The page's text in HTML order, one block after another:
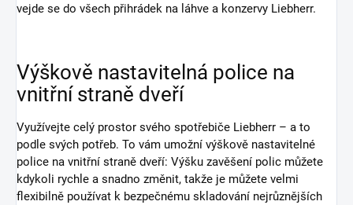
vejde se do všech přihrádek na láhve a konzervy Liebherr.
Výškově nastavitelná police na
vnitřní straně dveří
Využívejte celý prostor svého spotřebiče Liebherr – a to
podle svých potřeb. To vám umožní výškově nastavitelné
police na vnitřní straně dveří: Výšku zavěšení polic můžete
kdykoli rychle a snadno změnit, takže je můžete velmi
flexibilně používat k bezpečnému skladování nejrůznějších